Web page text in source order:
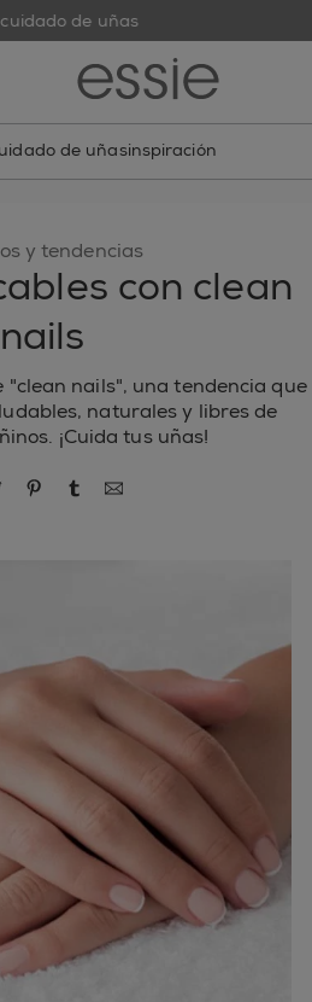
de uñas
de uñasinspiración
y tendencias
con clean
nails
"clean nails", una tendencia que
naturales y libres de
¡Cuida tus uñas!
por Facebook
compartir por Twitter
compartir por Pinterest
compartir por Tumblr
compartir por